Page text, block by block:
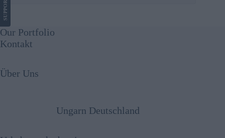
SUPPORT
Our Portfolio
Kontakt
Über Uns
Ungarn Deutschland